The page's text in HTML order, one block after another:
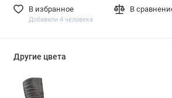
В избранное
Добавили 4 человека
В
Другие цвета